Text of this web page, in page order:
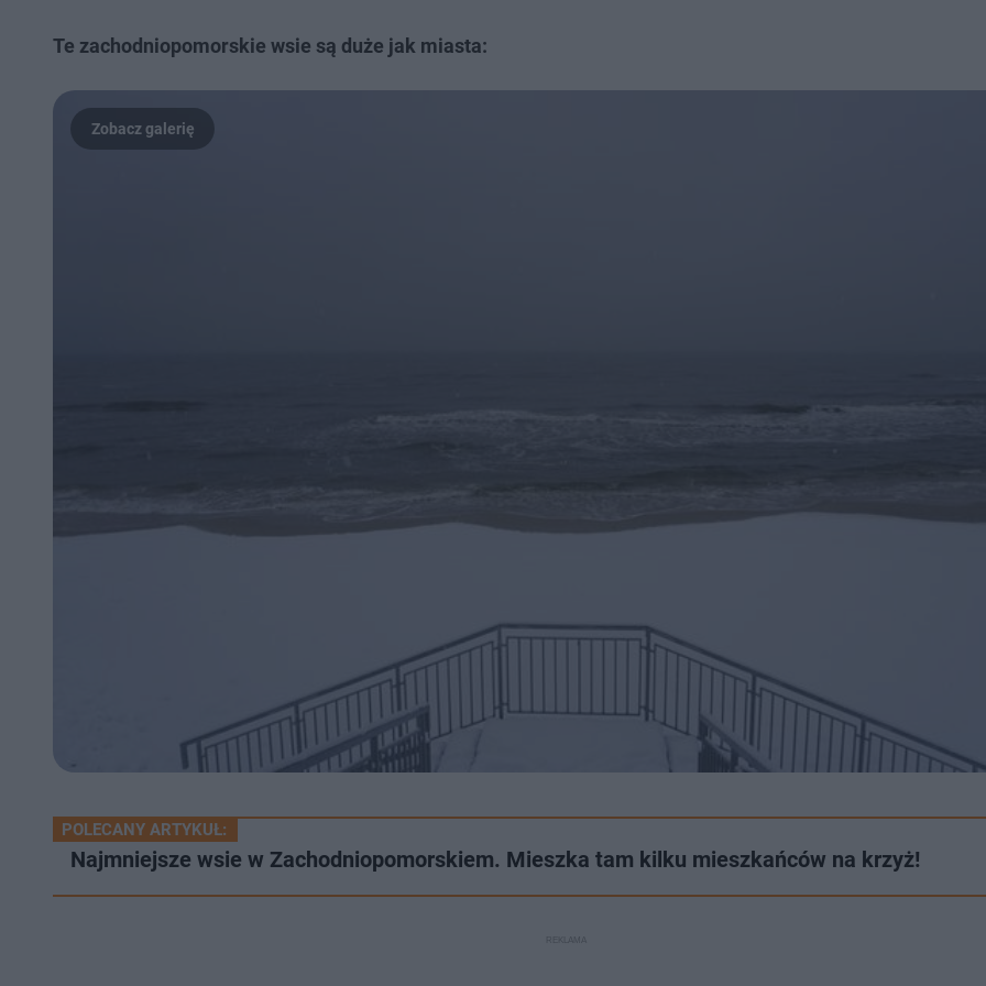
Te zachodniopomorskie wsie są duże jak miasta:
POLECANY ARTYKUŁ:
Najmniejsze wsie w Zachodniopomorskiem. Mieszka tam kilku mieszkańców na krzyż!